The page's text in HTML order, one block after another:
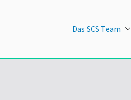
Das SCS Team